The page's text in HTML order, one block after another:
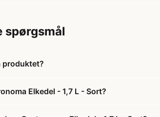
spørgsmål
produktet?
Elkedel - 1,7 L - Sort?